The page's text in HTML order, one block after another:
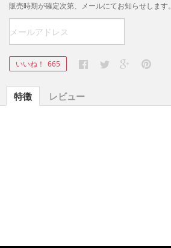
販売時期が確定次第、メールにてお知らせします。
いいね！ 665
特徴 レビュー